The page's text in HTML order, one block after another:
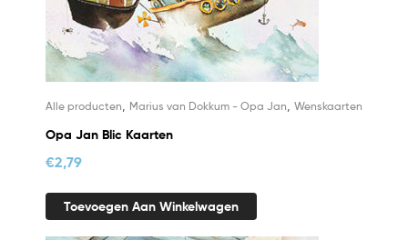
Alle producten Marius van Dokkum - Opa Jan Wenskaarten
Opa Jan Blic Kaarten
€2,79
Toevoegen Aan Winkelwagen